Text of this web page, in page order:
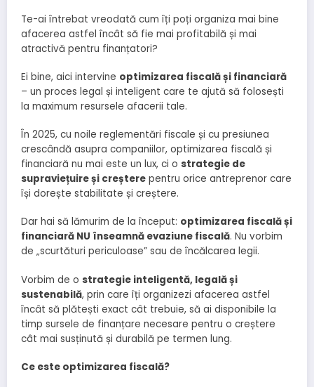
Te-ai întrebat vreodată cum îți poți organiza mai bine
afacerea astfel încât să fie mai profitabilă și mai
atractivă pentru finanțatori?
Ei bine, aici intervine optimizarea fiscală și financiară
– un proces legal și inteligent care te ajută să folosești
la maximum resursele afacerii tale.
În 2025, cu noile reglementări fiscale și cu presiunea
crescândă asupra companiilor, optimizarea fiscală și
financiară nu mai este un lux, ci o strategie de
supraviețuire și creștere pentru orice antreprenor care
își dorește stabilitate și creștere.
Dar hai să lămurim de la început: optimizarea fiscală și
financiară NU înseamnă evaziune fiscală. Nu vorbim
de „scurtături periculoase” sau de încălcarea legii.
Vorbim de o strategie inteligentă, legală și
sustenabilă, prin care îți organizezi afacerea astfel
încât să plătești exact cât trebuie, să ai disponibile la
timp sursele de finanțare necesare pentru o creștere
cât mai susținută și durabilă pe termen lung.
Ce este optimizarea fiscală?